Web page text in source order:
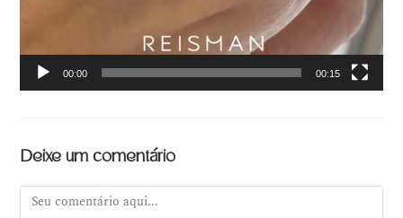
00:00 00:15
Deixe um comentário